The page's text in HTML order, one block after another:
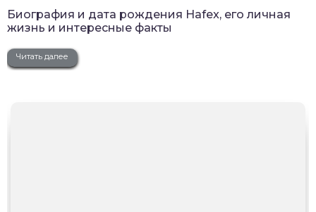
Биография и дата рождения Hafex, его личная
жизнь и интересные факты
Читать далее